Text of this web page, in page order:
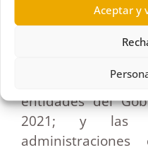
Aceptar y
consulta a la
Subvenciones en
ayudas
entidades del
2021; y las